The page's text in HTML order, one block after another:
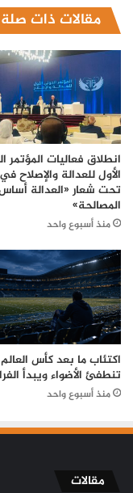
مقالات ذات صلة
انطلاق فعاليات المؤتمر
الأول للعدالة والإصلاح
تحت شعار «العدالة
المصالحة»
منذ أسبوع واحد
اكتئاب ما بعد كأس
تنطفئ الأضواء ويبدأ
منذ أسبوع واحد
مقالات